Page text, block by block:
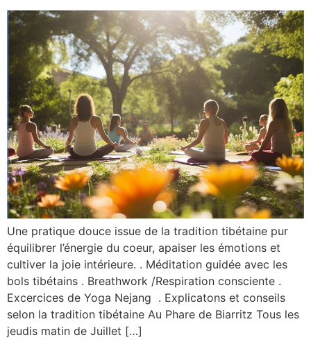
Une pratique douce issue de la tradition tibétaine pur
équilibrer l’énergie du coeur, apaiser les émotions et
cultiver la joie intérieure. . Méditation guidée avec les
bols tibétains . Breathwork /Respiration consciente .
Excercices de Yoga Nejang . Explicatons et conseils
selon la tradition tibétaine Au Phare de Biarritz Tous les
jeudis matin de Juillet […]